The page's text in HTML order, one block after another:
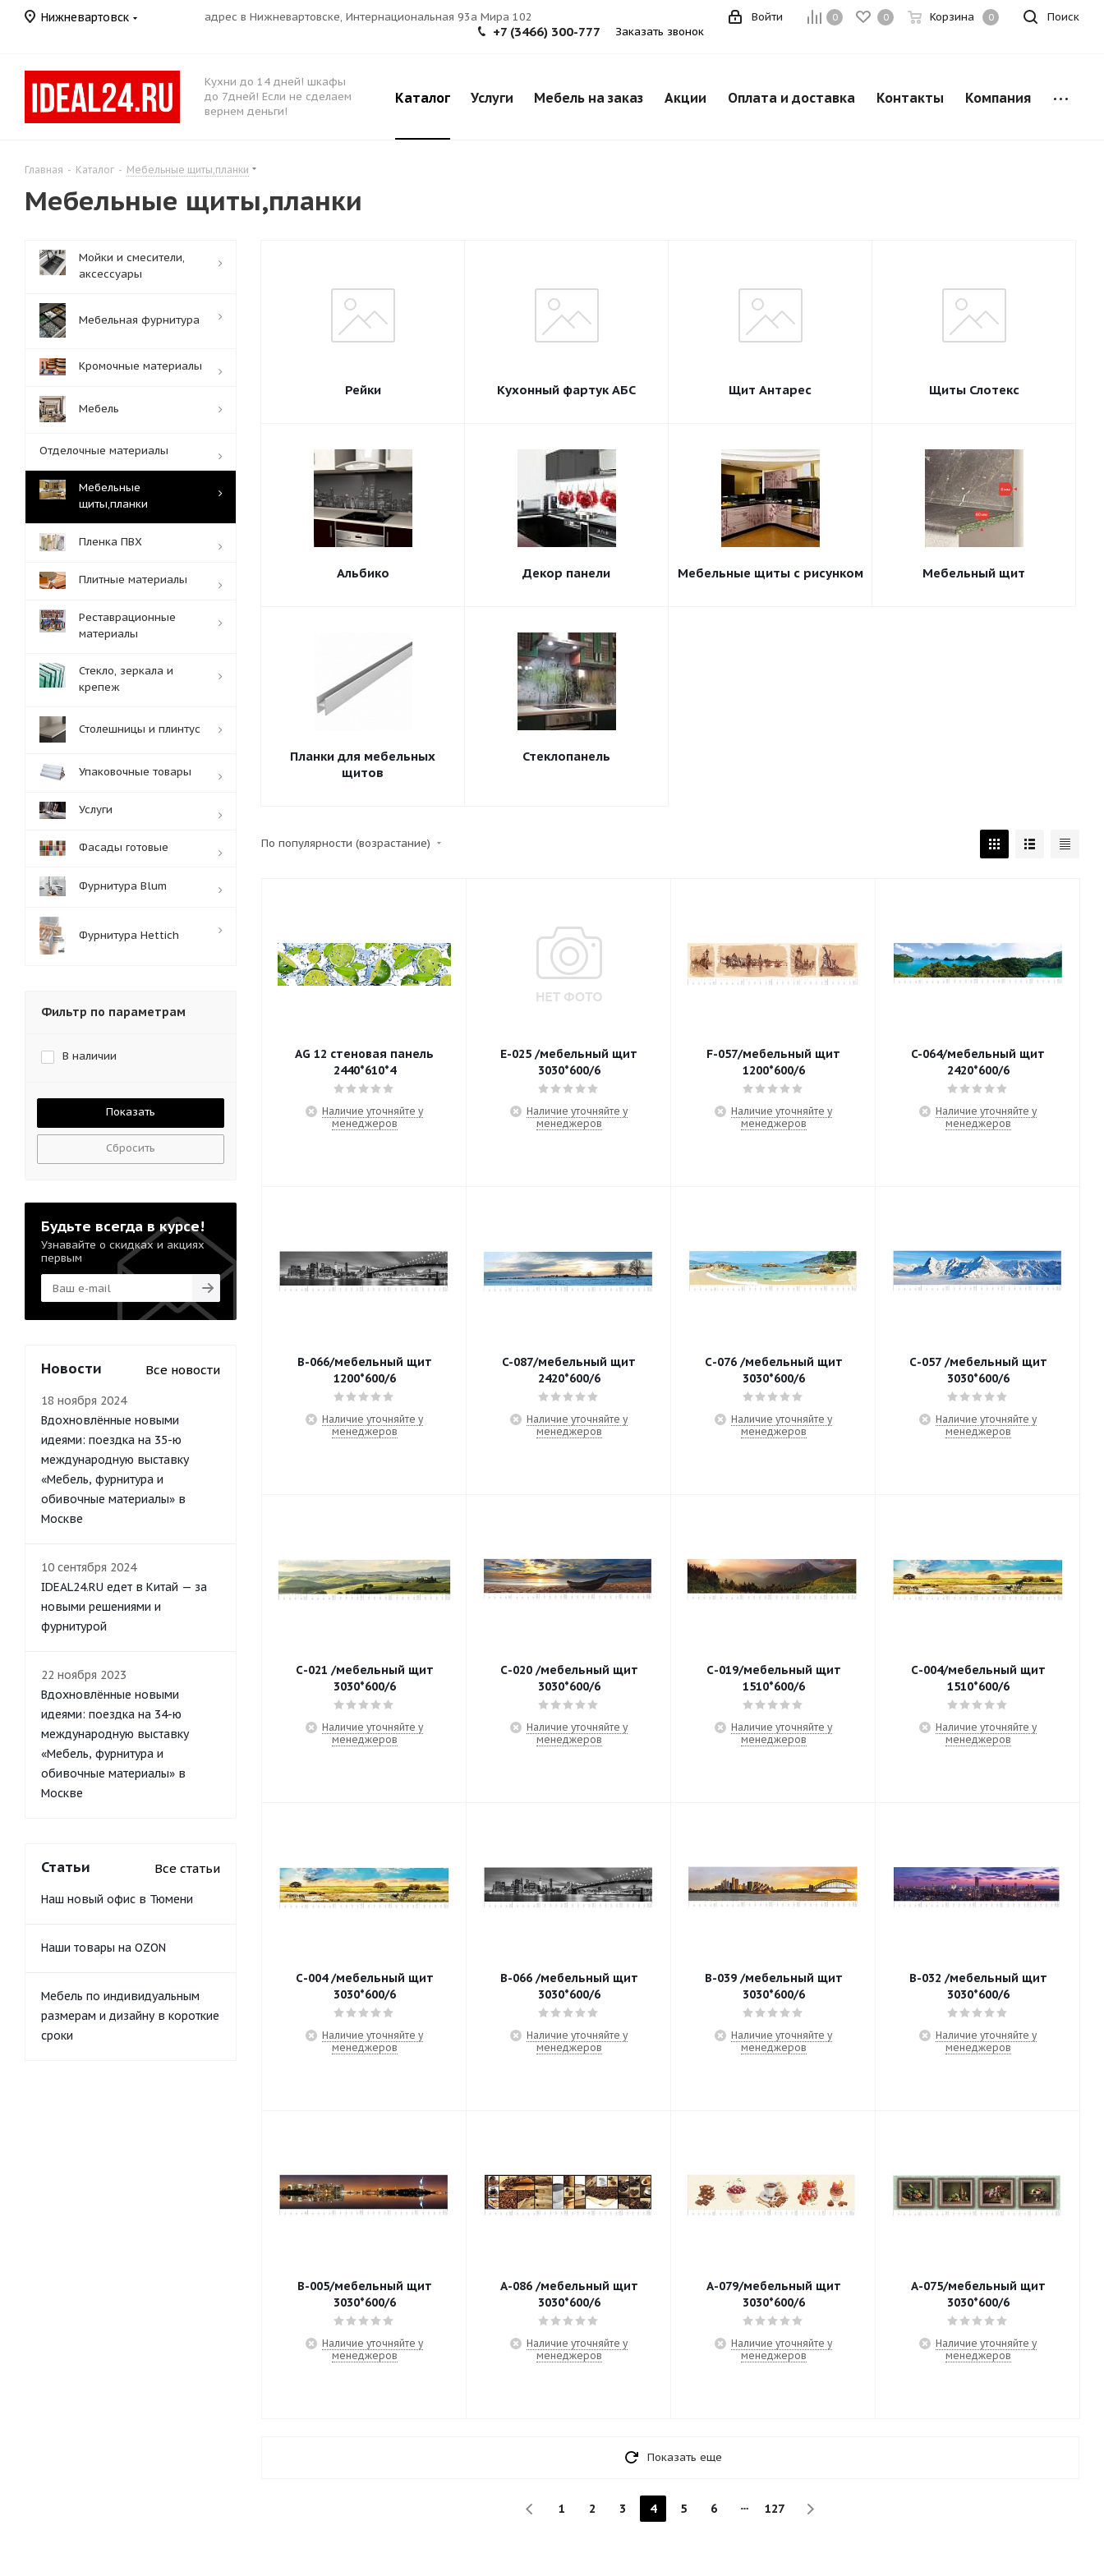
Нижневартовск адрес в Нижневартовске, Интернациональная 93а Мира 102 Поиск
0 0 Корзина 0
Войти
+7 (3466) 300-777 Заказать звонок
Кухни до 14 дней! шкафы
до 7дней! Если не сделаем
вернем деньги!
Каталог Услуги Мебель на заказ Акции Оплата и доставка Контакты Компания
Главная - Каталог - Мебельные щиты,планки
Мебельные щиты,планки
Рейки Кухонный фартук АБС Щит Антарес Щиты Слотекс
Альбико Декор панели Мебельные щиты с рисунком Мебельный щит
Планки для мебельных
щитов
Стеклопанель
По популярности (возрастание)
AG 12 стеновая панель
2440*610*4
Наличие уточняйте у
менеджеров
E-025 /мебельный щит
3030*600/6
Наличие уточняйте у
менеджеров
F-057/мебельный щит
1200*600/6
Наличие уточняйте у
менеджеров
C-064/мебельный щит
2420*600/6
Наличие уточняйте у
менеджеров
B-066/мебельный щит
1200*600/6
Наличие уточняйте у
менеджеров
C-087/мебельный щит
2420*600/6
Наличие уточняйте у
менеджеров
С-076 /мебельный щит
3030*600/6
Наличие уточняйте у
менеджеров
С-057 /мебельный щит
3030*600/6
Наличие уточняйте у
менеджеров
С-021 /мебельный щит
3030*600/6
Наличие уточняйте у
менеджеров
С-020 /мебельный щит
3030*600/6
Наличие уточняйте у
менеджеров
С-019/мебельный щит
1510*600/6
Наличие уточняйте у
менеджеров
С-004/мебельный щит
1510*600/6
Наличие уточняйте у
менеджеров
С-004 /мебельный щит
3030*600/6
Наличие уточняйте у
менеджеров
В-066 /мебельный щит
3030*600/6
Наличие уточняйте у
менеджеров
В-039 /мебельный щит
3030*600/6
Наличие уточняйте у
менеджеров
В-032 /мебельный щит
3030*600/6
Наличие уточняйте у
менеджеров
В-005/мебельный щит
3030*600/6
Наличие уточняйте у
менеджеров
А-086 /мебельный щит
3030*600/6
Наличие уточняйте у
менеджеров
А-079/мебельный щит
3030*600/6
Наличие уточняйте у
менеджеров
А-075/мебельный щит
3030*600/6
Наличие уточняйте у
менеджеров
Показать еще
1 2 3 4 5 6 127
Мойки и смесители,
аксессуары
Мебельная фурнитура
Кромочные материалы
Мебель
Отделочные материалы
Мебельные
щиты,планки
Пленка ПВХ
Плитные материалы
Реставрационные
материалы
Стекло, зеркала и
крепеж
Столешницы и плинтус
Упаковочные товары
Услуги
Фасады готовые
Фурнитура Blum
Фурнитура Hettich
Фильтр по параметрам
В наличии
Сбросить
Будьте всегда в курсе!
Узнавайте о скидках и акциях
первым
Новости Все новости
18 ноября 2024
Вдохновлённые новыми
идеями: поездка на 35-ю
международную выставку
«Мебель, фурнитура и
обивочные материалы» в
Москве
10 сентября 2024
IDEAL24.RU едет в Китай — за
новыми решениями и
фурнитурой
22 ноября 2023
Вдохновлённые новыми
идеями: поездка на 34-ю
международную выставку
«Мебель, фурнитура и
обивочные материалы» в
Москве
Статьи Все статьи
Наш новый офис в Тюмени
Наши товары на OZON
Мебель по индивидуальным
размерам и дизайну в короткие
сроки